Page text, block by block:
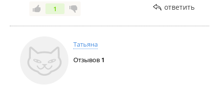
на глазах. Признайте уж, что ваша мастерская не
умеет работать с вышивками, а ваши
продавщицы (также не могу найти иного
в порядке вещей в лицо высказывать свое
мнение и поливать грязью мнение клиента.
Очень надеюсь, что мою работу, которую я
1 ответить
Татьяна
Отзывов 1